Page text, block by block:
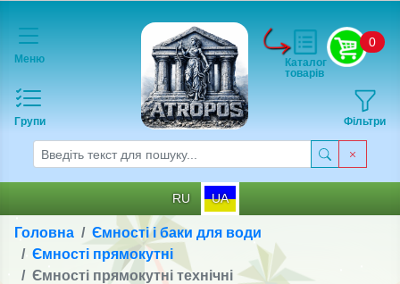
Меню
Групи
0
Фільтри
Каталог
товарів
RU UA
Головна
Ємності і баки для води
Ємності прямокутні
Ємності прямокутні технічні